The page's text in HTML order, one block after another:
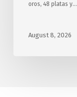
oros, 48 platas y…
August 8, 2026